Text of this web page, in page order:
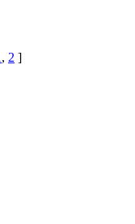
, 2 ]